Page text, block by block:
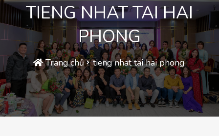
TIENG NHAT TAI HAI
PHONG
Trang chủ tieng nhat tai hai phong